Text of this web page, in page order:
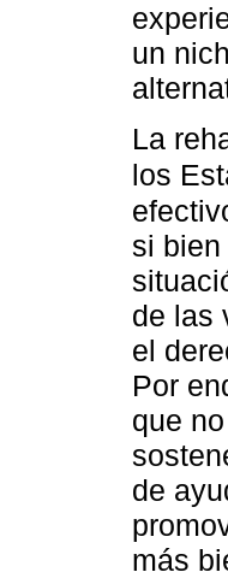
un
La
los
si
de las
el
Por
que
de
más